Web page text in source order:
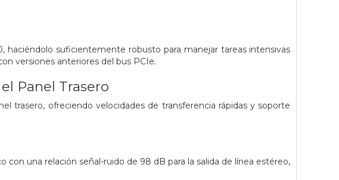
haciéndolo suficientemente robusto para manejar tareas intensivas
versiones anteriores del bus PCIe.
Panel Trasero
trasero, ofreciendo velocidades de transferencia rápidas y soporte
una relación señal-ruido de 98 dB para la salida de línea estéreo,